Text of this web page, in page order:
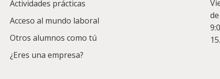
Actividades prácticas
Acceso al mundo laboral
Otros alumnos como tú
¿Eres una empresa?
de